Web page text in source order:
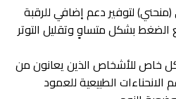
لتوفير دعم إضافي للرقبة
بشكل متساوٍ وتقليل التوتر
خاص للأشخاص الذين يعانون من
الانحناءات الطبيعية للعمود